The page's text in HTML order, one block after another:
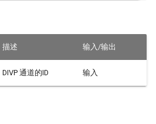
描述 输入/输出
DIVP 通道的ID 输入